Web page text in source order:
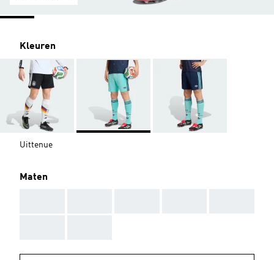
Kleuren
Uittenue
Maten